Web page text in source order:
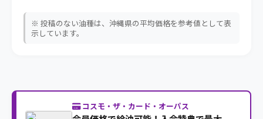
※ 投稿のない油種は、沖縄県の平均価格を参考値として表
示しています。
コスモ・ザ・カード・オーパス